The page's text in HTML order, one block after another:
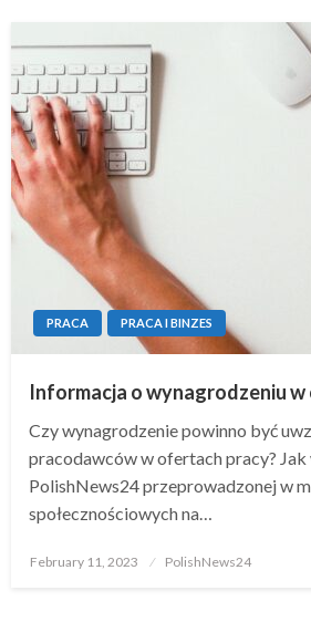
PRACA PRACA I BINZES
Informacja o wynagrodzeniu
Czy wynagrodzenie powinno być
pracodawców w ofertach pracy?
PolishNews24 przeprowadzonej w
społecznościowych na…
Posted
February 11, 2023 PolishNews24